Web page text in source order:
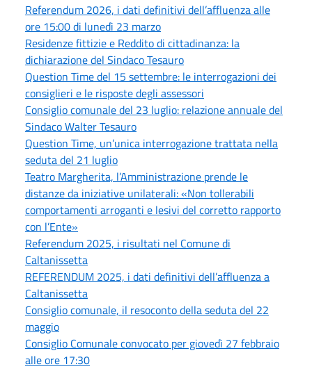
Referendum 2026, i dati definitivi dell’affluenza alle
ore 15:00 di lunedì 23 marzo
Residenze fittizie e Reddito di cittadinanza: la
dichiarazione del Sindaco Tesauro
Question Time del 15 settembre: le interrogazioni dei
consiglieri e le risposte degli assessori
Consiglio comunale del 23 luglio: relazione annuale del
Sindaco Walter Tesauro
Question Time, un’unica interrogazione trattata nella
seduta del 21 luglio
Teatro Margherita, l’Amministrazione prende le
distanze da iniziative unilaterali: «Non tollerabili
comportamenti arroganti e lesivi del corretto rapporto
con l’Ente»
Referendum 2025, i risultati nel Comune di
Caltanissetta
REFERENDUM 2025, i dati definitivi dell’affluenza a
Caltanissetta
Consiglio comunale, il resoconto della seduta del 22
maggio
Consiglio Comunale convocato per giovedì 27 febbraio
alle ore 17:30